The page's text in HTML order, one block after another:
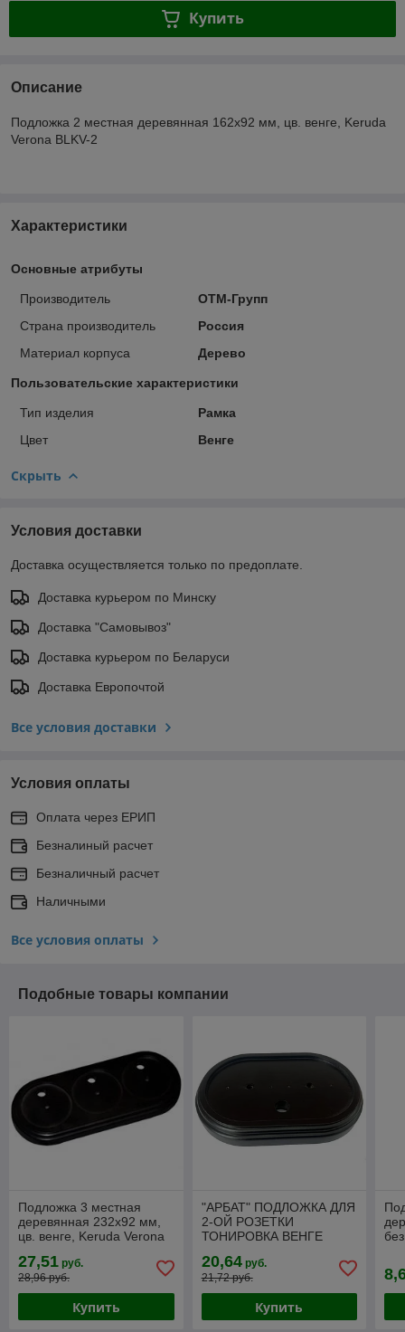
Купить
Описание
Подложка 2 местная деревянная 162х92 мм, цв. венге, Keruda
Verona BLKV-2
Характеристики
Основные атрибуты
Производитель
ОТМ-Групп
Страна производитель
Россия
Материал корпуса
Дерево
Пользовательские характеристики
Тип изделия
Рамка
Цвет
Венге
Скрыть
Условия доставки
Доставка осуществляется только по предоплате.
Доставка курьером по Минску
Доставка "Самовывоз"
Доставка курьером по Беларуси
Доставка Европочтой
Все условия доставки
Условия оплаты
Оплата через ЕРИП
Безналиный расчет
Безналичный расчет
Наличными
Все условия оплаты
Подобные товары компании
Подложка 3 местная
деревянная 232х92 мм,
цв. венге, Keruda Verona
27,51 руб.
28,96 руб.
Купить
"АРБАТ" ПОДЛОЖКА ДЛЯ
2-ОЙ РОЗЕТКИ
ТОНИРОВКА ВЕНГЕ
20,64руб.
21,72 руб.
Купить